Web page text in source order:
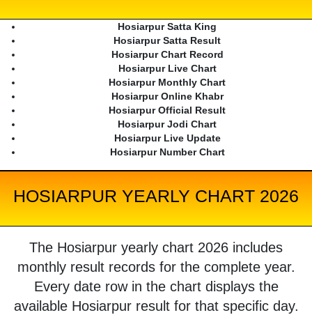
Hosiarpur Satta King
Hosiarpur Satta Result
Hosiarpur Chart Record
Hosiarpur Live Chart
Hosiarpur Monthly Chart
Hosiarpur Online Khabr
Hosiarpur Official Result
Hosiarpur Jodi Chart
Hosiarpur Live Update
Hosiarpur Number Chart
HOSIARPUR YEARLY CHART 2026
The Hosiarpur yearly chart 2026 includes
monthly result records for the complete year.
Every date row in the chart displays the
available Hosiarpur result for that specific day.